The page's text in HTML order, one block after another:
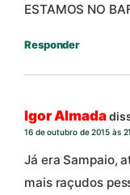
ESTAMOS NO
Responder
Igor Almada
16 de outubro de 2015 às
Já era Sampaio,
mais raçudos